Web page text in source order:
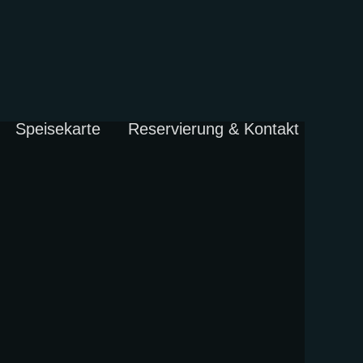
Speisekarte Reservierung & Kontakt